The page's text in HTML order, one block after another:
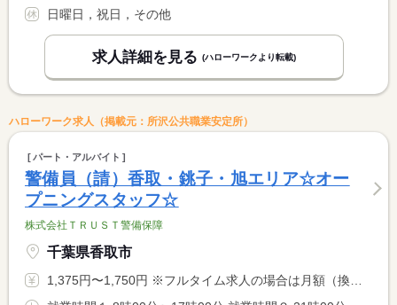
日曜日，祝日，その他
求人詳細を見る (ハローワークより転載)
ハローワーク求人（掲載元：所沢公共職業安定所）
パート・アルバイト
警備員（請）香取・銚子・旭エリア☆オー
プニングスタッフ☆
株式会社ＴＲＵＳＴ警備保障
千葉県香取市
1,375円〜1,750円 ※フルタイム求人の場合は月額（換算額）、パート求人の場合は時間額を表示しています。